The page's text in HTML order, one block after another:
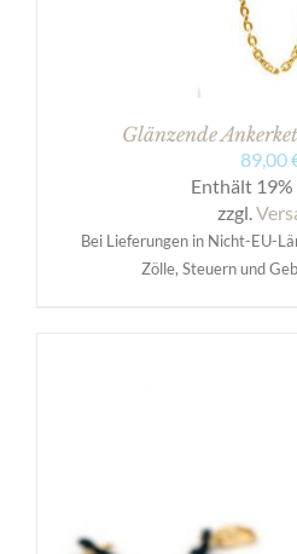
Glänzende
89,00
Enthält
zzgl.
Bei Lieferungen in Nicht-EU-
Zölle, Steuern und